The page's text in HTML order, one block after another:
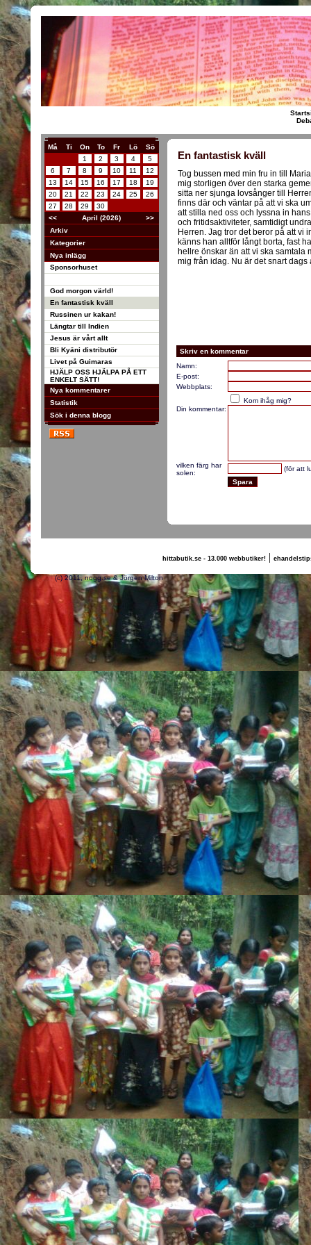
Må Ti On To Fr Lö
Sö
1
2 3 4
5
6
7 8 9 10 11
12
13
14 15 16 17 18
19
20
21 22 23 24 25
26
27
28 29
30
<<
April (2026)
>>
Arkiv
Kategorier
Nya inlägg
Sponsorhuset
God morgon värld!
En fantastisk kväll
Russinen ur kakan!
Längtar till Indien
Jesus är vårt allt
Bli Kyäni distributör
Livet på Guimaras
HJÄLP OSS HJÄLPA PÅ ETT
ENKELT SÄTT!
Nya kommentarer
Statistik
Sök i denna blogg
En fantastisk kväll
Tog bussen med min fru in till
mig storligen över den starka
sitta ner sjunga lovsånger till
finns där och väntar på att vi ska
att stilla ned oss och lyssna in
och fritidsaktiviteter, samtidigt
Herren. Jag tror det beror på att vi
känns han alltför långt borta, fast
hellre önskar än att vi ska samtala
mig från idag. Nu är det snart
Skriv en kommentar
Namn:
E-post:
Webbplats:
Kom ihåg mig?
Din kommentar:
vilken färg har
solen:
(för att
hittabutik.se - 13.000 webbutiker!|
(c) 2011, nogg.se & Jörgen Milton